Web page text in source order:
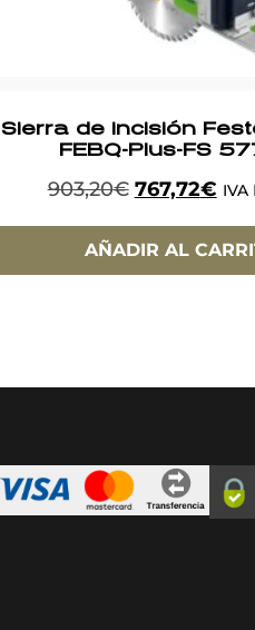
Sierra de incisión
FEBQ-Plus-FS
903,20€ 767,72€
AÑADIR AL